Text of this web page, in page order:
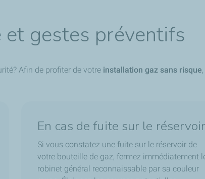
et gestes préventifs
Afin de profiter de votre installation gaz sans risque
En cas de fuite sur le réservoir
Si vous constatez une fuite sur le réservoir de
votre bouteille de gaz, fermez immédiatement
robinet général reconnaissable par sa couleur